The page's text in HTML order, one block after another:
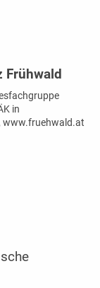
Frühwald
in
www.fruehwald.at